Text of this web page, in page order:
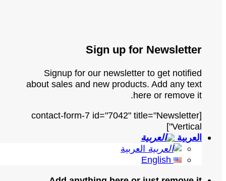
Sign up for Newsletter
Signup for our newsletter to get notified
about sales and new products. Add any text
here or remove it.
[contact-form-7 id="7042" title="Newsletter
Vertical"]
العربية
العربية